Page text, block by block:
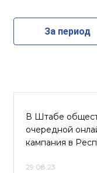
За период
В Штабе
очередной
кампания в
29.08.23